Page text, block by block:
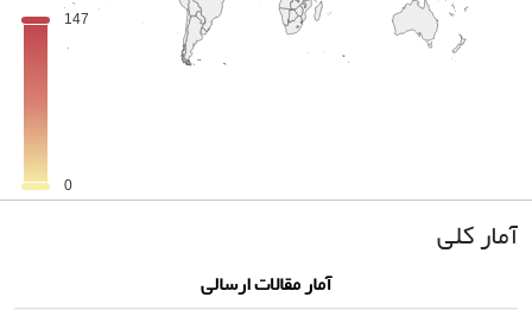
آمار کلی
آمار مقالات ارسالی